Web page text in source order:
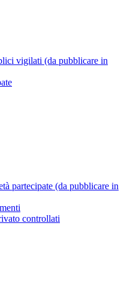
vigilati (da pubblicare in
partecipate (da pubblicare in
controllati